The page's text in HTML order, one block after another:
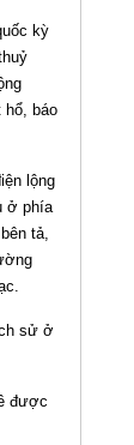
kỳ
hổ, báo
lộng
ở phía
tả,
sử ở
được